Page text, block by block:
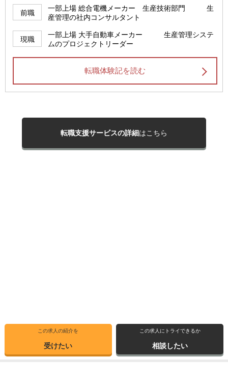
この求人の紹介を
受けたい
この求人にトライできるか
相談したい
前職
一部上場 総合電機メーカー 生産技術部門 生
産管理の社内コンサルタント
現職
一部上場 大手自動車メーカー 生産管理システ
ムのプロジェクトリーダー
転職体験記を読む
転職支援サービスの詳細はこちら